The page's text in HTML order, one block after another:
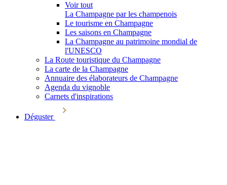
Voir tout
La Champagne par les champenois
Le tourisme en Champagne
Les saisons en Champagne
La Champagne au patrimoine mondial de
l'UNESCO
La Route touristique du Champagne
La carte de la Champagne
Annuaire des élaborateurs de Champagne
Agenda du vignoble
Carnets d'inspirations
Déguster